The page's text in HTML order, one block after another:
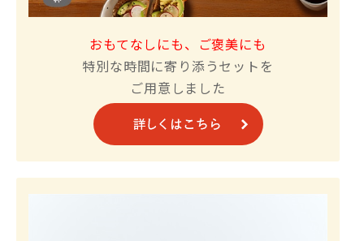
おもてなしにも、ご褒美にも
特別な時間に寄り添うセットを
ご用意しました